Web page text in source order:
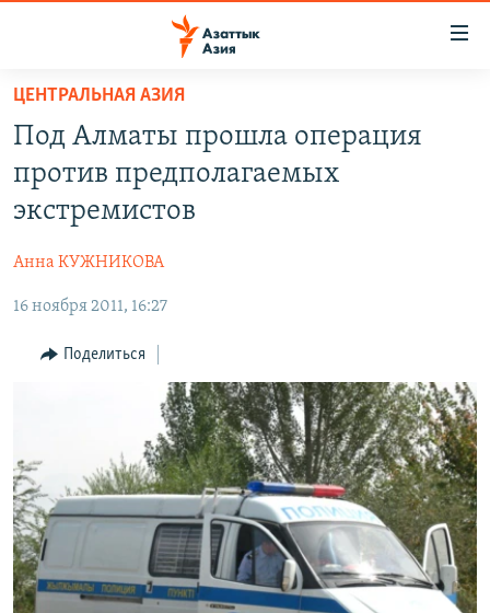
Вернуться
основному
содержанию
Вернутся
главной
Вернутся
поиску
НОВОСТИ
ВОЙНА В УКРАИНЕ
КЫРГЫЗЧА
ЎЗБЕКЧА
ПОДПИШИТЕСЬ НА НАС В СОЦСЕТЯХ
Все сайты РСЕ/РС
ЦЕНТРАЛЬНАЯ АЗИЯ
Под Алматы прошла операция
против предполагаемых
экстремистов
Анна КУЖНИКОВА
16 ноября 2011, 16:27
Поделиться